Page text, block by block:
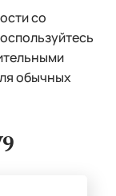
со
обычных